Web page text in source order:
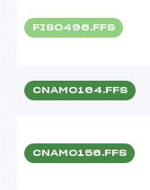
FIS0496.FFS
CNAM0164.FFS
CNAM0156.FFS